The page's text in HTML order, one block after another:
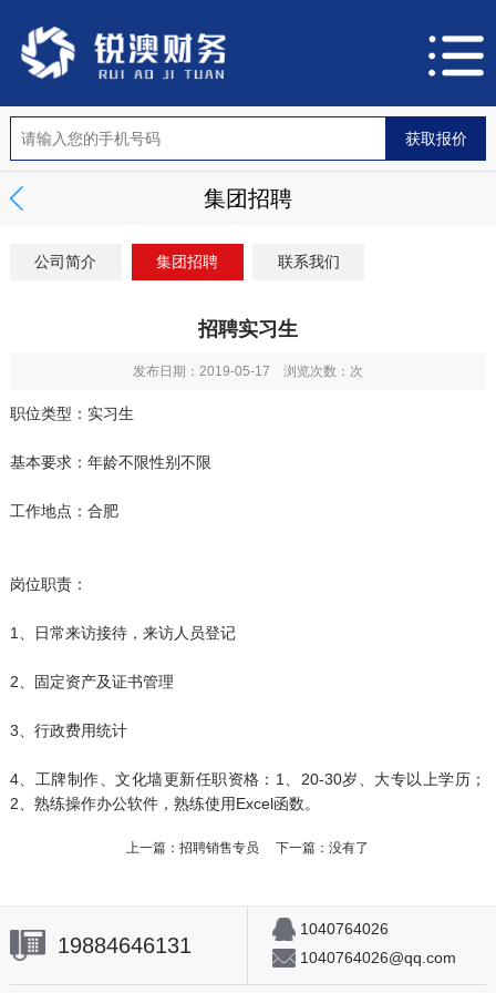
集团招聘
公司简介 集团招聘 联系我们
招聘实习生
发布日期：2019-05-17 浏览次数： 次
职位类型：实习生
基本要求：年龄不限性别不限
工作地点：合肥
岗位职责：
1、日常来访接待，来访人员登记
2、固定资产及证书管理
3、行政费用统计
4、工牌制作、文化墙更新任职资格：1、20-30岁、大专以上学历；
2、熟练操作办公软件，熟练使用Excel函数。
上一篇：招聘销售专员 下一篇：没有了
19884646131
1040764026
1040764026@qq.com